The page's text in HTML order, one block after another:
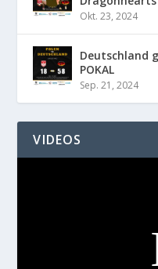
Okt. 23, 2024
Deutschland
POKAL
Sep. 21, 2024
VIDEOS